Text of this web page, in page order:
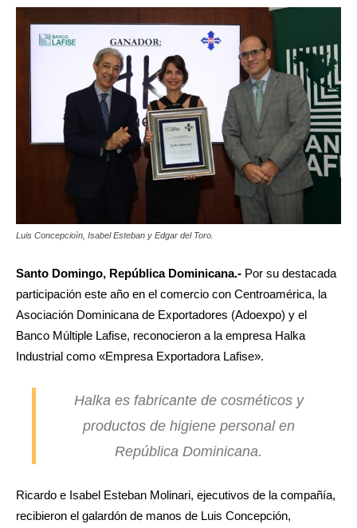
Luis Concepcioìn, Isabel Esteban y Edgar del Toro.
Santo Domingo, República Dominicana.- Por su destacada
participación este año en el comercio con Centroamérica, la
Asociación Dominicana de Exportadores (Adoexpo) y el
Banco Múltiple Lafise, reconocieron a la empresa Halka
Industrial como «Empresa Exportadora Lafise».
Halka es fabricante de cosméticos y
productos de higiene personal en
República Dominicana.
Ricardo e Isabel Esteban Molinari, ejecutivos de la compañía,
recibieron el galardón de manos de Luis Concepción,